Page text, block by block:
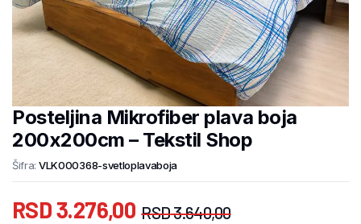
Posteljina Mikrofiber plava boja
200x200cm – Tekstil Shop
Šifra: VLK000368-svetloplavaboja
RSD3.640,00
RSD3.276,00